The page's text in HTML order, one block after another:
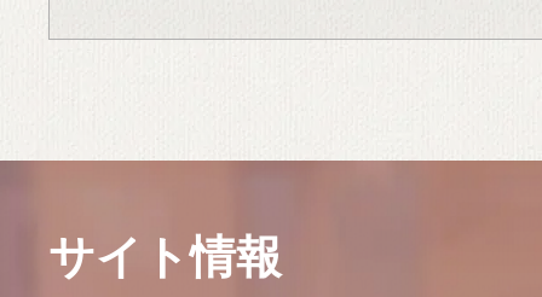
サイト情報